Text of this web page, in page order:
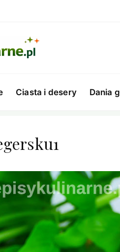
Ciasta i desery Dania